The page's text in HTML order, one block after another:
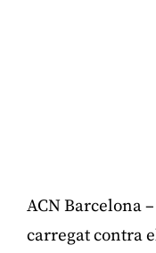
ACN Barcelona
carregat contra